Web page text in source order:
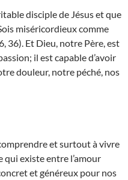
disciple de Jésus et que
miséricordieux comme
36). Et Dieu, notre Père, est
il est capable d’avoir
douleur, notre péché, nos
et surtout à vivre
qui existe entre l’amour
et généreux pour nos